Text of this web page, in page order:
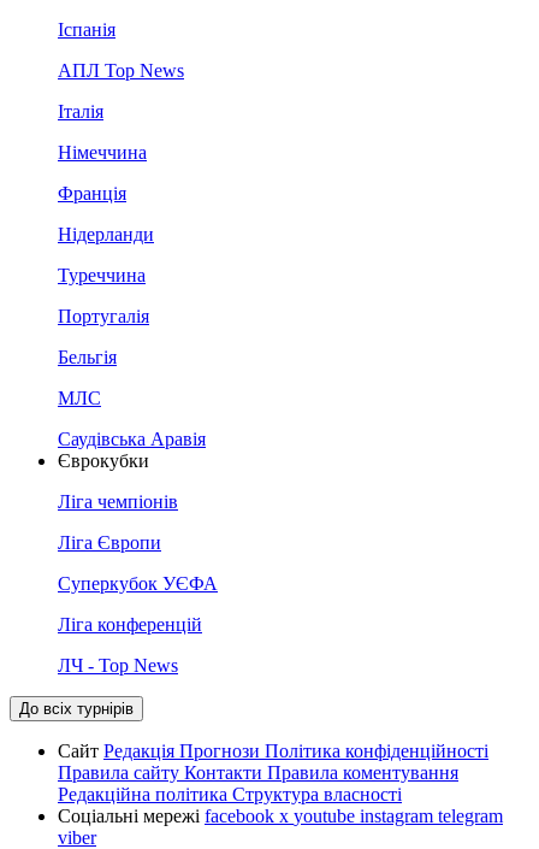
Іспанія
АПЛ Top News
Італія
Німеччина
Франція
Нідерланди
Туреччина
Португалія
Бельгія
МЛС
Саудівська Аравія
Єврокубки
Ліга чемпіонів
Ліга Європи
Суперкубок УЄФА
Ліга конференцій
ЛЧ - Top News
До всіх турнірів
Сайт Редакція Прогнози Політика конфіденційності
Правила сайту Контакти Правила коментування
Редакційна політика Структура власності
Соціальні мережі facebook x youtube instagram telegram
viber